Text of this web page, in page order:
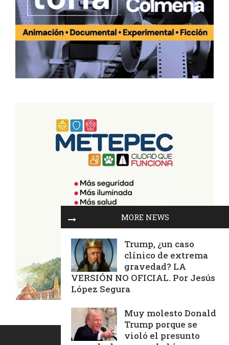
MORE NEWS
Trump, ¿un caso
clínico de extrema
gravedad? LA
VERSIÓN NO OFICIAL. Por Jesús
López Segura
Muy molesto Donald
Trump porque se
violó el presunto